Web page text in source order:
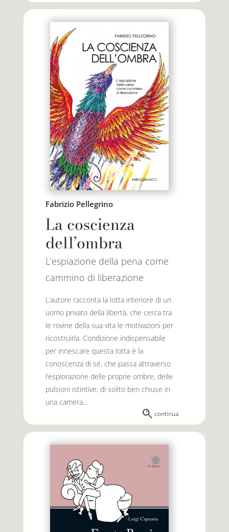
Fabrizio Pellegrino
La coscienza
dell’ombra
L’espiazione della pena come
cammino di liberazione
L’autore racconta la lotta interiore di un
uomo privato della libertà, che cerca tra
le rovine della sua vita le motivazioni per
ricostruirla. Condizione indispensabile
per innescare questa lotta è la
conoscenza di sé, che passa attraverso
l’esplorazione delle proprie ombre, delle
pulsioni istintive, di solito ben chiuse in
una camera...
continua